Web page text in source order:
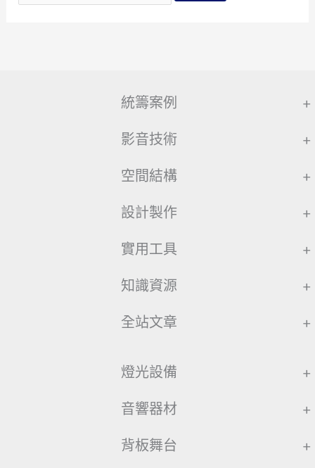
尋
統籌案例 +
影音技術 +
空間結構 +
設計製作 +
實用工具 +
知識資源 +
全站文章 +
燈光設備 +
音響器材 +
背板舞台 +